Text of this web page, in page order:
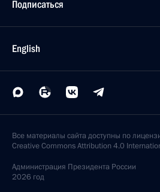
Подписаться
English
Все материалы сайта доступны по
Creative Commons Attribution 4.0
Администрация Президента России
2026 год